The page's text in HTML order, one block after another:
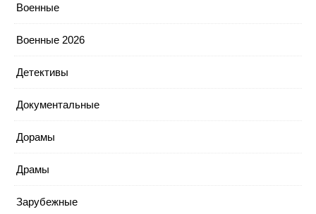
Военные
Военные 2026
Детективы
Документальные
Дорамы
Драмы
Зарубежные